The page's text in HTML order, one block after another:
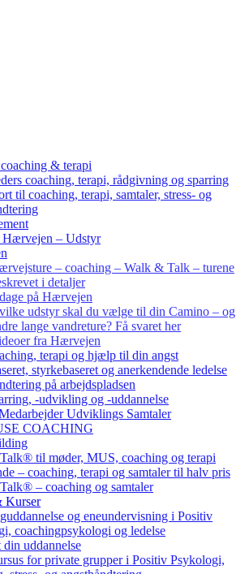
& terapi
coaching, terapi, rådgivning og sparring
til coaching, terapi, samtaler, stress- og
Hærvejen – Udstyr
– coaching – Walk & Talk – turene
i detaljer
på Hærvejen
udstyr skal du vælge til din Camino – og
lange vandreture? Få svaret her
fra Hærvejen
terapi og hjælp til din angst
styrkebaseret og anerkendende ledelse
på arbejdspladsen
-udvikling og -uddannelse
Udviklings Samtaler
COACHING
til møder, MUS, coaching og terapi
– coaching, terapi og samtaler til halv pris
– coaching og samtaler
Kurser
og eneundervisning i Positiv
coachingpsykologi og ledelse
din uddannelse
for private grupper i Positiv Psykologi,